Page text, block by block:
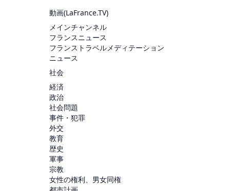
動画(LaFrance.TV)
メインチャンネル
フランスニュース
フランストラベルメディテーション
ニュース
社会
経済
政治
社会問題
事件・犯罪
外交
教育
歴史
軍事
宗教
女性の権利、男女同権